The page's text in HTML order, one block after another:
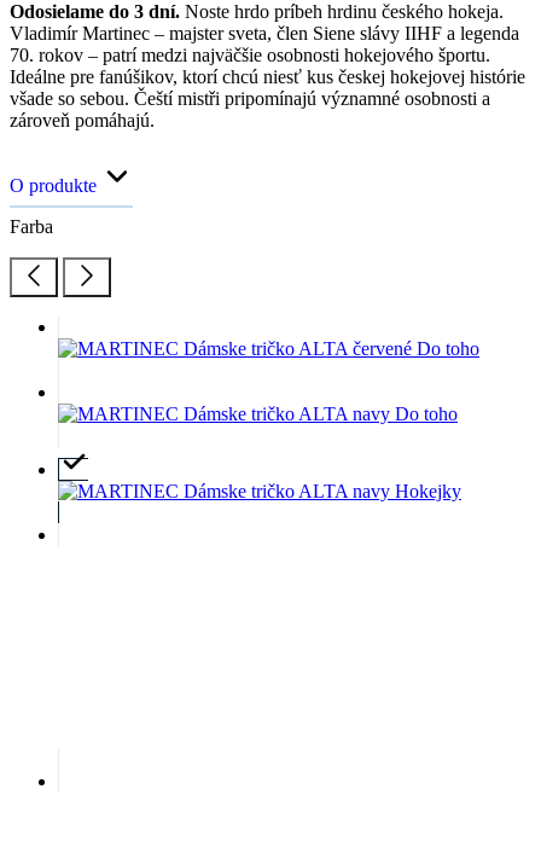
Odosielame do 3 dní. Noste hrdo príbeh hrdinu českého hokeja.
Vladimír Martinec – majster sveta, člen Siene slávy IIHF a legenda
70. rokov – patrí medzi najväčšie osobnosti hokejového športu.
Ideálne pre fanúšikov, ktorí chcú niesť kus českej hokejovej histórie
všade so sebou. Čeští mistři pripomínajú významné osobnosti a
zároveň pomáhajú.
O produkte
Farba